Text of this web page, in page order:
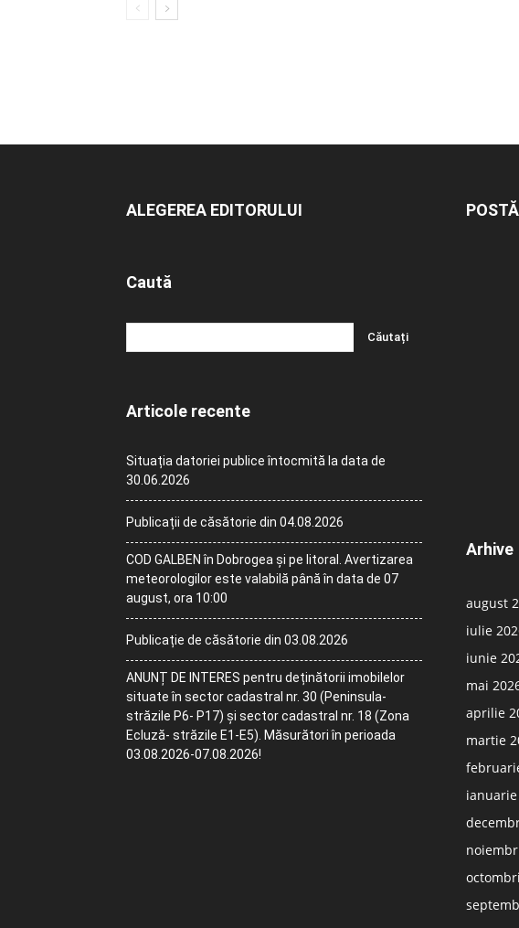
ALEGEREA EDITORULUI
Caută
Articole recente
Situația datoriei publice întocmită la data de
30.06.2026
Publicații de căsătorie din 04.08.2026
COD GALBEN în Dobrogea și pe litoral. Avertizarea
meteorologilor este valabilă până în data de 07
august, ora 10:00
Publicație de căsătorie din 03.08.2026
ANUNȚ DE INTERES pentru deținătorii imobilelor
situate în sector cadastral nr. 30 (Peninsula-
străzile P6- P17) și sector cadastral nr. 18 (Zona
Ecluză- străzile E1-E5). Măsurători în perioada
03.08.2026-07.08.2026!
Arhive
august
iulie
iunie
mai
aprilie
martie